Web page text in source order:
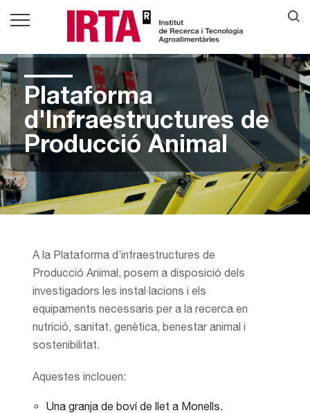
Plataforma
d'Infraestructures de
Producció Animal
A la Plataforma d’infraestructures de
Producció Animal, posem a disposició dels
investigadors les instal·lacions i els
equipaments necessaris per a la recerca en
nutrició, sanitat, genètica, benestar animal i
sostenibilitat.
Aquestes inclouen:
Una granja de boví de llet a Monells.